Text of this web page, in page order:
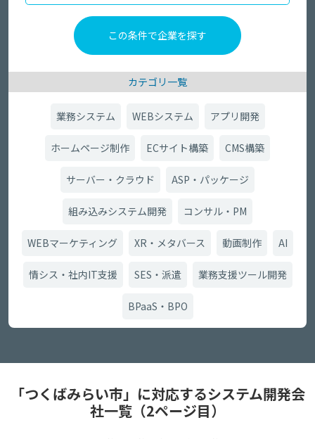
カテゴリ一覧
業務システム WEBシステム アプリ開発
ホームページ制作 ECサイト構築 CMS構築
サーバー・クラウド ASP・パッケージ
組み込みシステム開発 コンサル・PM
WEBマーケティング XR・メタバース 動画制作 AI
情シス・社内IT支援 SES・派遣 業務支援ツール開発
BPaaS・BPO
「つくばみらい市」に対応するシステム開発会
社一覧（2ページ目）